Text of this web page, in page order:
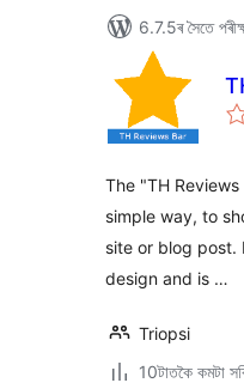
6.7.5ৰ সৈতে
The "TH
simple way, to
site or blog post.
design and is …
Triopsi
10টাতকৈ কমটা